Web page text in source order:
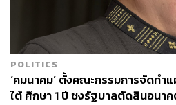
POLITICS
‘คมนาคม’ ตั้งคณะกรรมการจัดท
ใต้ ศึกษา 1 ปี ชงรัฐบาลตัดสินอนา